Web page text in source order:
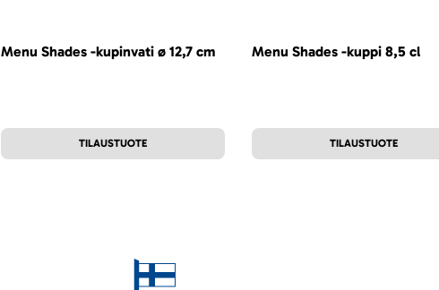
Menu Shades -kupinvati ø 12,7 cm
TILAUSTUOTE
Menu Shades -kuppi 8,5 cl
TILAUSTUOTE